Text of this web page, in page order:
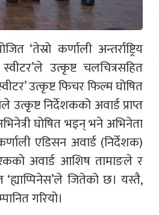
‘तेस्रो कर्णाली अन्तर्राष्ट्रिय
उत्कृष्ट चलचित्रसहित
उत्कृष्ट फिचर फिल्म घोषित
निर्देशकको अवार्ड प्राप्त
घोषित भइन् भने अभिनेता
एडिसन अवार्ड (निर्देशक)
अवार्ड आशिष तामाङले र
‘ह्याप्पिनेस’ले जितेको छ। यस्तै,
गरियो।